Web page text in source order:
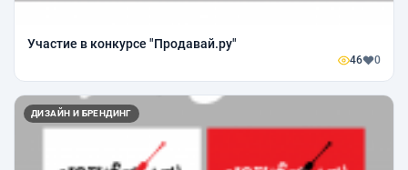
Участие в конкурсе "Продавай.ру"
46 0
ДИЗАЙН И БРЕНДИНГ